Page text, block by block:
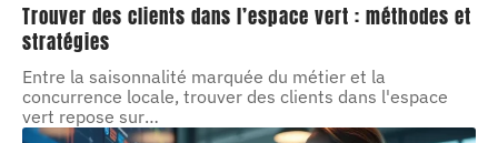
Trouver des clients dans l’espace vert : méthodes et
stratégies
Entre la saisonnalité marquée du métier et la
concurrence locale, trouver des clients dans l'espace
vert repose sur…